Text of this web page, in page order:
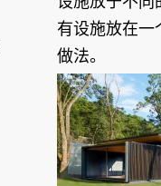
有设施放在一
做法。